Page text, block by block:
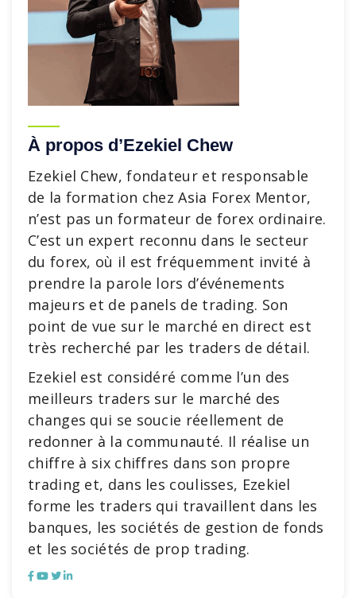
À propos d’Ezekiel Chew
Ezekiel Chew, fondateur et responsable
de la formation chez Asia Forex Mentor,
n’est pas un formateur de forex ordinaire.
C’est un expert reconnu dans le secteur
du forex, où il est fréquemment invité à
prendre la parole lors d’événements
majeurs et de panels de trading. Son
point de vue sur le marché en direct est
très recherché par les traders de détail.
Ezekiel est considéré comme l’un des
meilleurs traders sur le marché des
changes qui se soucie réellement de
redonner à la communauté. Il réalise un
chiffre à six chiffres dans son propre
trading et, dans les coulisses, Ezekiel
forme les traders qui travaillent dans les
banques, les sociétés de gestion de fonds
et les sociétés de prop trading.